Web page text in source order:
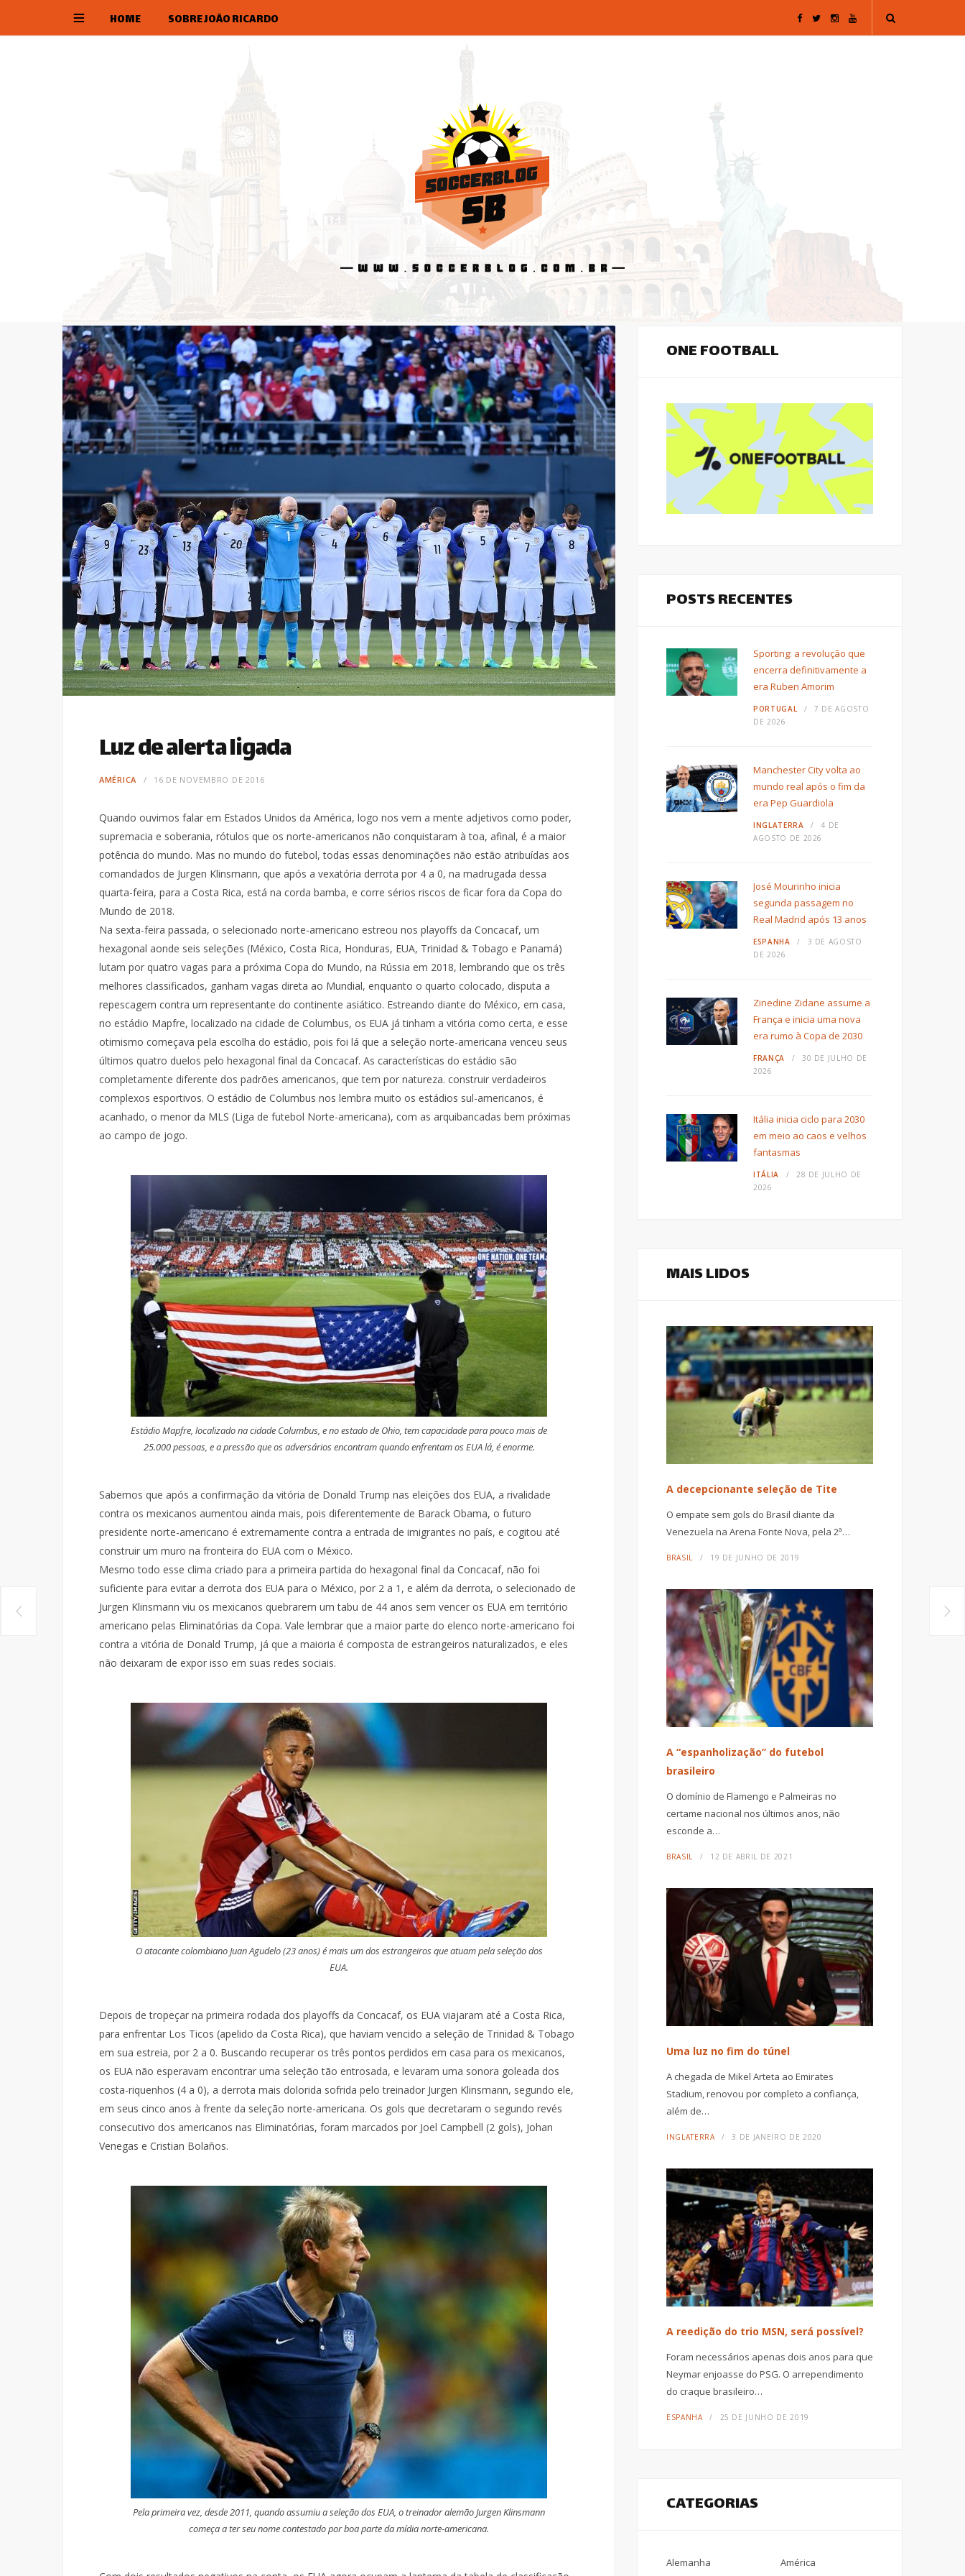
HOME SOBRE JOÃO RICARDO F
o
T
r
I
r
Y
Luz de alerta ligada
AMÉRICA 16 DE NOVEMBRO DE 2016
Quando ouvimos falar em Estados Unidos da América, logo nos vem a mente adjetivos como poder,
supremacia e soberania, rótulos que os norte-americanos não conquistaram à toa, afinal, é a maior
potência do mundo. Mas no mundo do futebol, todas essas denominações não estão atribuídas aos
comandados de Jurgen Klinsmann, que após a vexatória derrota por 4 a 0, na madrugada dessa
quarta-feira, para a Costa Rica, está na corda bamba, e corre sérios riscos de ficar fora da Copa do
Mundo de 2018.
Na sexta-feira passada, o selecionado norte-americano estreou nos playoffs da Concacaf, um
hexagonal aonde seis seleções (México, Costa Rica, Honduras, EUA, Trinidad & Tobago e Panamá)
lutam por quatro vagas para a próxima Copa do Mundo, na Rússia em 2018, lembrando que os três
melhores classificados, ganham vagas direta ao Mundial, enquanto o quarto colocado, disputa a
repescagem contra um representante do continente asiático. Estreando diante do México, em casa,
no estádio Mapfre, localizado na cidade de Columbus, os EUA já tinham a vitória como certa, e esse
otimismo começava pela escolha do estádio, pois foi lá que a seleção norte-americana venceu seus
últimos quatro duelos pelo hexagonal final da Concacaf. As características do estádio são
completamente diferente dos padrões americanos, que tem por natureza. construir verdadeiros
complexos esportivos. O estádio de Columbus nos lembra muito os estádios sul-americanos, é
acanhado, o menor da MLS (Liga de futebol Norte-americana), com as arquibancadas bem próximas
ao campo de jogo.
Estádio Mapfre, localizado na cidade Columbus, e no estado de Ohio, tem capacidade para pouco mais de
25.000 pessoas, e a pressão que os adversários encontram quando enfrentam os EUA lá, é enorme.
Sabemos que após a confirmação da vitória de Donald Trump nas eleições dos EUA, a rivalidade
contra os mexicanos aumentou ainda mais, pois diferentemente de Barack Obama, o futuro
presidente norte-americano é extremamente contra a entrada de imigrantes no país, e cogitou até
construir um muro na fronteira do EUA com o México.
Mesmo todo esse clima criado para a primeira partida do hexagonal final da Concacaf, não foi
suficiente para evitar a derrota dos EUA para o México, por 2 a 1, e além da derrota, o selecionado de
Jurgen Klinsmann viu os mexicanos quebrarem um tabu de 44 anos sem vencer os EUA em território
americano pelas Eliminatórias da Copa. Vale lembrar que a maior parte do elenco norte-americano foi
contra a vitória de Donald Trump, já que a maioria é composta de estrangeiros naturalizados, e eles
não deixaram de expor isso em suas redes sociais.
O atacante colombiano Juan Agudelo (23 anos) é mais um dos estrangeiros que atuam pela seleção dos
EUA.
Depois de tropeçar na primeira rodada dos playoffs da Concacaf, os EUA viajaram até a Costa Rica,
para enfrentar Los Ticos (apelido da Costa Rica), que haviam vencido a seleção de Trinidad & Tobago
em sua estreia, por 2 a 0. Buscando recuperar os três pontos perdidos em casa para os mexicanos,
os EUA não esperavam encontrar uma seleção tão entrosada, e levaram uma sonora goleada dos
costa-riquenhos (4 a 0), a derrota mais dolorida sofrida pelo treinador Jurgen Klinsmann, segundo ele,
em seus cinco anos à frente da seleção norte-americana. Os gols que decretaram o segundo revés
consecutivo dos americanos nas Eliminatórias, foram marcados por Joel Campbell (2 gols), Johan
Venegas e Cristian Bolaños.
Pela primeira vez, desde 2011, quando assumiu a seleção dos EUA, o treinador alemão Jurgen Klinsmann
começa a ter seu nome contestado por boa parte da mídia norte-americana.
ONE FOOTBALL
POSTS RECENTES
Sporting: a revolução que
encerra definitivamente a
era Ruben Amorim
PORTUGAL
7 DE AGOSTO
DE 2026
Manchester City volta ao
mundo real após o fim da
era Pep Guardiola
INGLATERRA
4 DE
AGOSTO DE 2026
José Mourinho inicia
segunda passagem no
Real Madrid após 13 anos
ESPANHA
3 DE AGOSTO
DE 2026
Zinedine Zidane assume a
França e inicia uma nova
era rumo à Copa de 2030
FRANÇA
30 DE JULHO DE
2026
Itália inicia ciclo para 2030
em meio ao caos e velhos
fantasmas
ITÁLIA
28 DE JULHO DE
2026
MAIS LIDOS
A decepcionante seleção de Tite
O empate sem gols do Brasil diante da
Venezuela na Arena Fonte Nova, pela 2ª…
BRASIL 19 DE JUNHO DE 2019
A “espanholização” do futebol
brasileiro
O domínio de Flamengo e Palmeiras no
certame nacional nos últimos anos, não
esconde a…
BRASIL 12 DE ABRIL DE 2021
Uma luz no fim do túnel
A chegada de Mikel Arteta ao Emirates
Stadium, renovou por completo a confiança,
além de…
INGLATERRA 3 DE JANEIRO DE 2020
A reedição do trio MSN, será possível?
Foram necessários apenas dois anos para que
Neymar enjoasse do PSG. O arrependimento
do craque brasileiro…
ESPANHA 25 DE JUNHO DE 2019
CATEGORIAS
Alemanha América